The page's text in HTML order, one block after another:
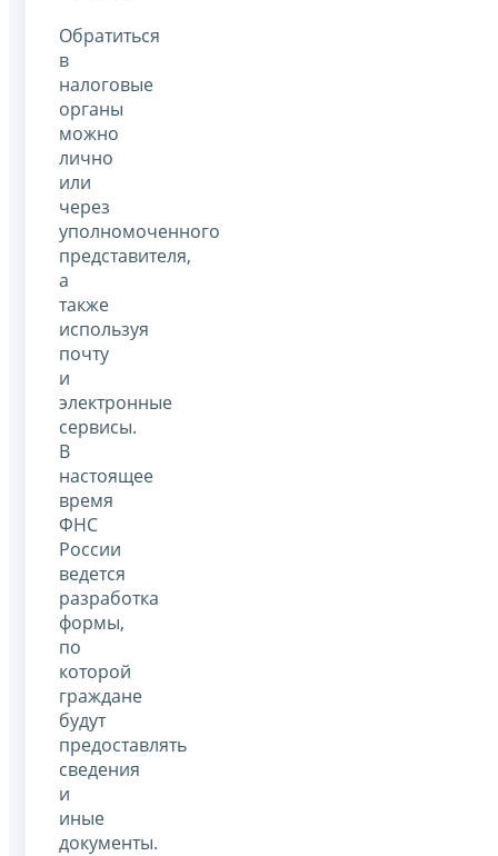
Обратиться
в
налоговые
органы
можно
лично
или
через
уполномоченного
представителя,
а
также
используя
почту
и
электронные
сервисы.
В
настоящее
время
ФНС
России
ведется
разработка
формы,
по
которой
граждане
будут
предоставлять
сведения
и
иные
документы.